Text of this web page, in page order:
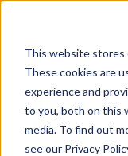
This website stores
These cookies are
experience and
to you, both on this
media. To find out
see our Privacy
Blog de
Pagos y